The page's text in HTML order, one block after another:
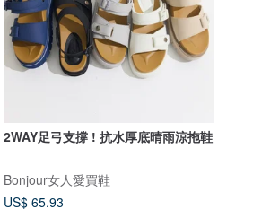
2WAY足弓支撐 ! 抗水厚底晴雨涼拖鞋
Bonjour女人愛買鞋
US$ 65.93